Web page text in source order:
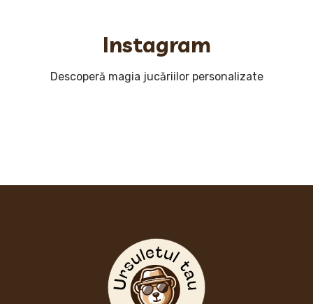
Instagram
Descoperă magia jucăriilor personalizate